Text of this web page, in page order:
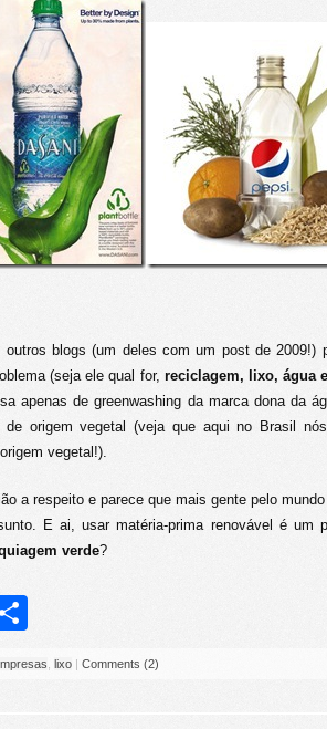
blogs (um deles com um post de 2009!)
(seja ele qual for, reciclagem, lixo, água
apenas de greenwashing da marca dona da
origem vegetal (veja que aqui no Brasil
vegetal!).
a respeito e parece que mais gente pelo
E ai, usar matéria-prima renovável é um
verde?
lixo | Comments (2)